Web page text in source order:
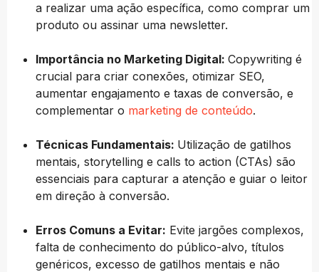
a realizar uma ação específica, como comprar um
produto ou assinar uma newsletter.
Importância no Marketing Digital: Copywriting é
crucial para criar conexões, otimizar SEO,
aumentar engajamento e taxas de conversão, e
complementar o marketing de conteúdo.
Técnicas Fundamentais: Utilização de gatilhos
mentais, storytelling e calls to action (CTAs) são
essenciais para capturar a atenção e guiar o leitor
em direção à conversão.
Erros Comuns a Evitar: Evite jargões complexos,
falta de conhecimento do público-alvo, títulos
genéricos, excesso de gatilhos mentais e não